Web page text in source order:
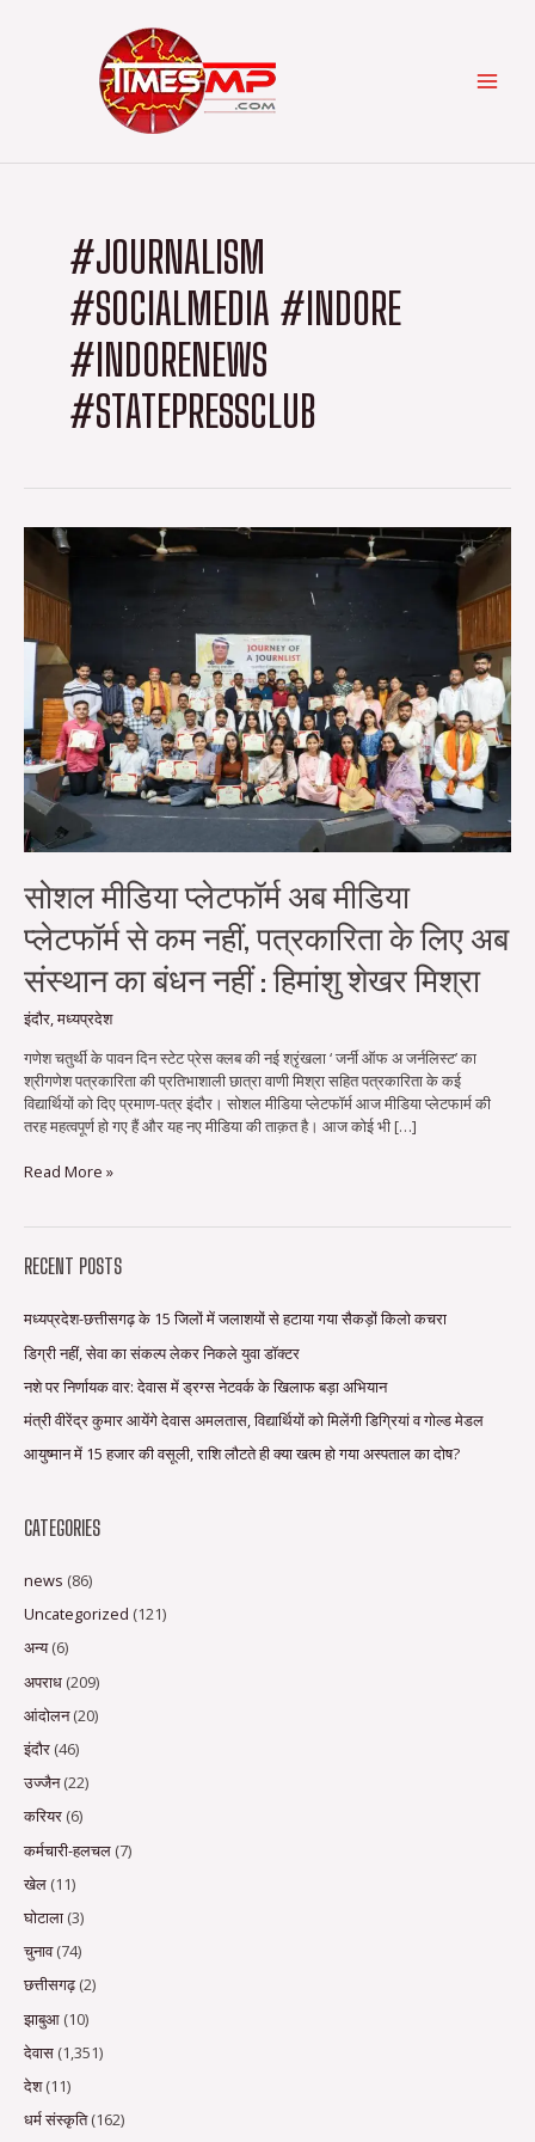
#JOURNALISM
#SOCIALMEDIA #INDORE
#INDORENEWS
#STATEPRESSCLUB
सोशल मीडिया प्लेटफॉर्म अब मीडिया
प्लेटफॉर्म से कम नहीं, पत्रकारिता के लिए अब
संस्थान का बंधन नहीं : हिमांशु शेखर मिश्रा
इंदौर,मध्यप्रदेश
गणेश चतुर्थी के पावन दिन स्टेट प्रेस क्लब की नई श्रृंखला ‘ जर्नी ऑफ अ जर्नलिस्ट’ का
श्रीगणेश पत्रकारिता की प्रतिभाशाली छात्रा वाणी मिश्रा सहित पत्रकारिता के कई
विद्यार्थियों को दिए प्रमाण-पत्र इंदौर। सोशल मीडिया प्लेटफॉर्म आज मीडिया प्लेटफार्म की
तरह महत्वपूर्ण हो गए हैं और यह नए मीडिया की ताक़त है। आज कोई भी […]
सोशल
मीडिया
प्लेटफॉर्म
प्लेटफॉर्म
कम
नहीं,
पत्रकारिता
के
लिए
अब
संस्थान
का
बंधन
नहीं
हिमांशु
शेखर
मिश्रा
Read More »
RECENT POSTS
मध्यप्रदेश-छत्तीसगढ़ के 15 जिलों में जलाशयों से हटाया गया सैकड़ों किलो कचरा
डिग्री नहीं, सेवा का संकल्प लेकर निकले युवा डॉक्टर
नशे पर निर्णायक वार: देवास में ड्रग्स नेटवर्क के खिलाफ बड़ा अभियान
मंत्री वीरेंद्र कुमार आयेंगे देवास अमलतास, विद्यार्थियों को मिलेंगी डिग्रियां व गोल्ड मेडल
आयुष्मान में 15 हजार की वसूली, राशि लौटते ही क्या खत्म हो गया अस्पताल का दोष?
CATEGORIES
news (86)
Uncategorized (121)
अन्य(6)
अपराध (209)
आंदोलन(20)
इंदौर (46)
उज्जैन(22)
करियर (6)
कर्मचारी-हलचल (7)
खेल (11)
घोटाला (3)
चुनाव(74)
छत्तीसगढ़(2)
झाबुआ (10)
देवास (1,351)
देश(11)
धर्म संस्कृति(162)